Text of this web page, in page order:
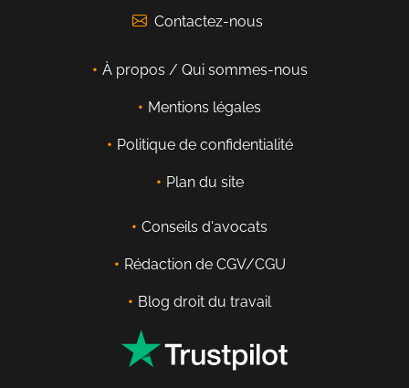
Contactez-nous
À propos / Qui sommes-nous
Mentions légales
Politique de confidentialité
Plan du site
Conseils d'avocats
Rédaction de CGV/CGU
Blog droit du travail